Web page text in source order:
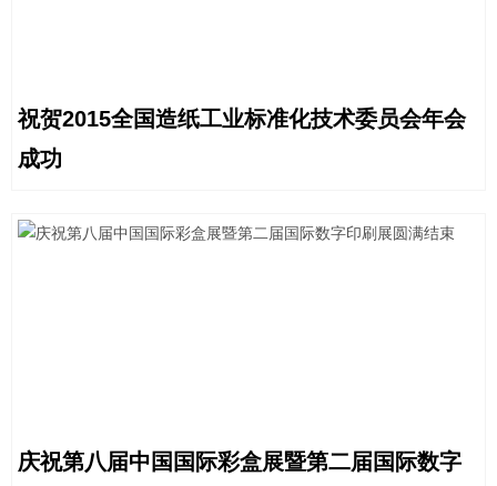
祝贺2015全国造纸工业标准化技术委员会年会
成功
庆祝第八届中国国际彩盒展暨第二届国际数字